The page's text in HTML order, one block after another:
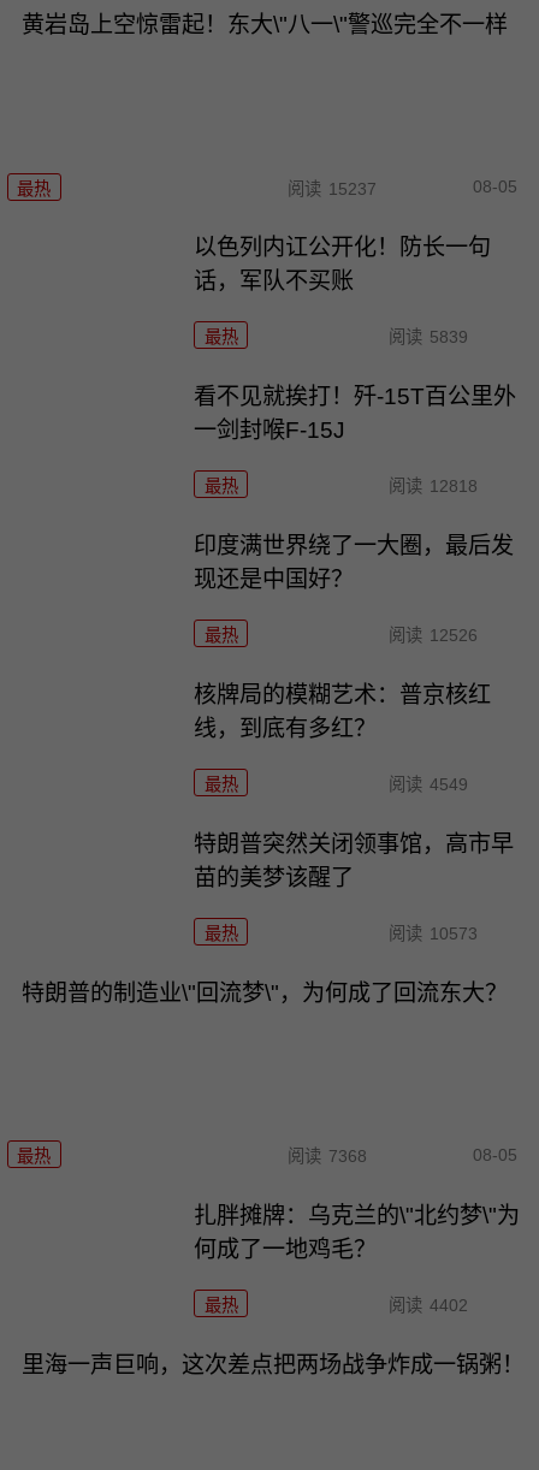
黄岩岛上空惊雷起！东大\"八一\"警巡完全不一样
最热 阅读 15237 08-05
以色列内讧公开化！防长一句
话，军队不买账
最热 阅读 5839
看不见就挨打！歼-15T百公里外
一剑封喉F-15J
最热 阅读 12818
印度满世界绕了一大圈，最后发
现还是中国好？
最热 阅读 12526
核牌局的模糊艺术：普京核红
线，到底有多红？
最热 阅读 4549
特朗普突然关闭领事馆，高市早
苗的美梦该醒了
最热 阅读 10573
特朗普的制造业\"回流梦\"，为何成了回流东大？
最热 阅读 7368 08-05
扎胖摊牌：乌克兰的\"北约梦\"为
何成了一地鸡毛？
最热 阅读 4402
里海一声巨响，这次差点把两场战争炸成一锅粥！